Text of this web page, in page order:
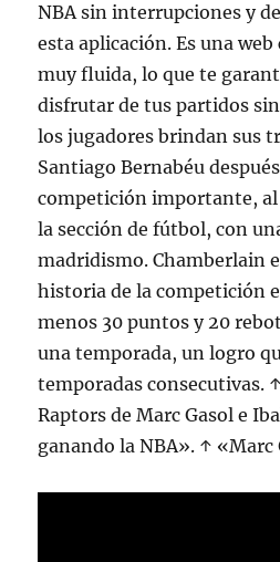
NBA sin interrupciones y
esta aplicación. Es una
muy fluida, lo que te
disfrutar de tus partidos
los jugadores brindan sus
Santiago Bernabéu
competición importante,
la sección de fútbol, con
madridismo. Chamberlain
historia de la competición
menos 30 puntos y 20
una temporada, un logro
temporadas consecutivas.
Raptors de Marc Gasol e
ganando la NBA». ↑ «Marc